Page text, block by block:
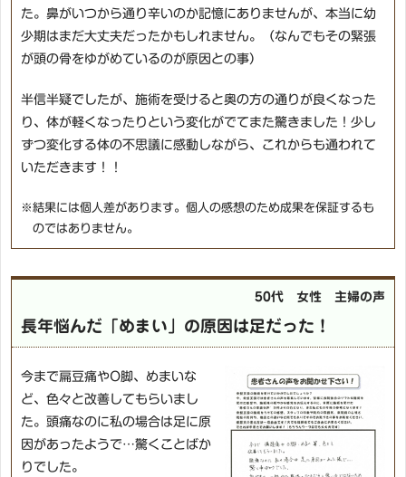
た。鼻がいつから通り辛いのか記憶にありませんが、本当に幼
少期はまだ大丈夫だったかもしれません。（なんでもその緊張
が頭の骨をゆがめているのが原因との事）
半信半疑でしたが、施術を受けると奥の方の通りが良くなった
り、体が軽くなったりという変化がでてまた驚きました！少し
ずつ変化する体の不思議に感動しながら、これからも通われて
いただきます！！
※結果には個人差があります。個人の感想のため成果を保証するも
のではありません。
50代 女性 主婦の声
長年悩んだ「めまい」の原因は足だった！
今まで扁豆痛やO脚、めまいな
ど、色々と改善してもらいまし
た。頭痛なのに私の場合は足に原
因があったようで…驚くことばか
りでした。